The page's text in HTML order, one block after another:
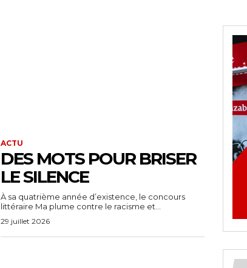
ACTU
DES MOTS POUR BRISER
LE SILENCE
À sa quatrième année d’existence, le concours
littéraire Ma plume contre le racisme et...
29 juillet 2026